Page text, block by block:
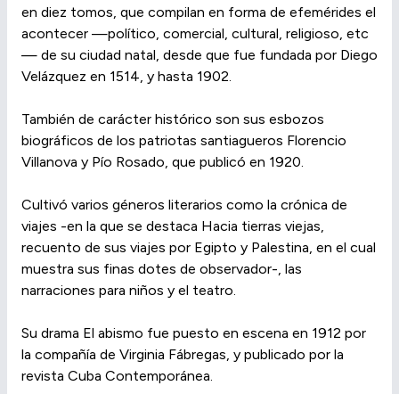
en diez tomos, que compilan en forma de efemérides el
acontecer —político, comercial, cultural, religioso, etc
— de su ciudad natal, desde que fue fundada por Diego
Velázquez en 1514, y hasta 1902.
También de carácter histórico son sus esbozos
biográficos de los patriotas santiagueros Florencio
Villanova y Pío Rosado, que publicó en 1920.
Cultivó varios géneros literarios como la crónica de
viajes -en la que se destaca Hacia tierras viejas,
recuento de sus viajes por Egipto y Palestina, en el cual
muestra sus finas dotes de observador-, las
narraciones para niños y el teatro.
Su drama El abismo fue puesto en escena en 1912 por
la compañía de Virginia Fábregas, y publicado por la
revista Cuba Contemporánea.